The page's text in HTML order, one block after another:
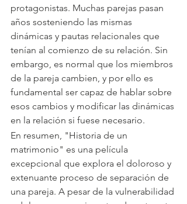
protagonistas. Muchas parejas pasan
años sosteniendo las mismas
dinámicas y pautas relacionales que
tenían al comienzo de su relación. Sin
embargo, es normal que los miembros
de la pareja cambien, y por ello es
fundamental ser capaz de hablar sobre
esos cambios y modificar las dinámicas
en la relación si fuese necesario.
En resumen, "Historia de un
matrimonio" es una película
excepcional que explora el doloroso y
extenuante proceso de separación de
una pareja. A pesar de la vulnerabilidad